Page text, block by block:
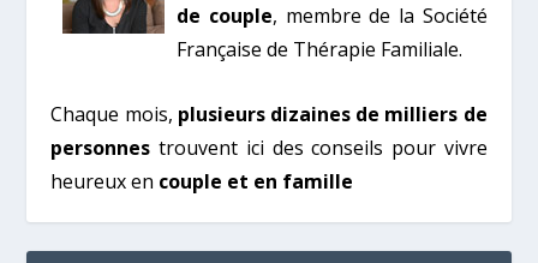
de couple, membre de la Société
Française de Thérapie Familiale.
Chaque mois, plusieurs dizaines de milliers de
personnes trouvent ici des conseils pour vivre
heureux en couple et en famille